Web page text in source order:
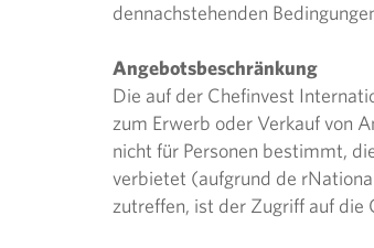
dennachstehenden
Angebotsbeschränkung
Die auf der Chefinvest
zum Erwerb oder Verkauf von
nicht für Personen bestimmt,
verbietet (aufgrund de
zutreffen, ist der Zugriff auf